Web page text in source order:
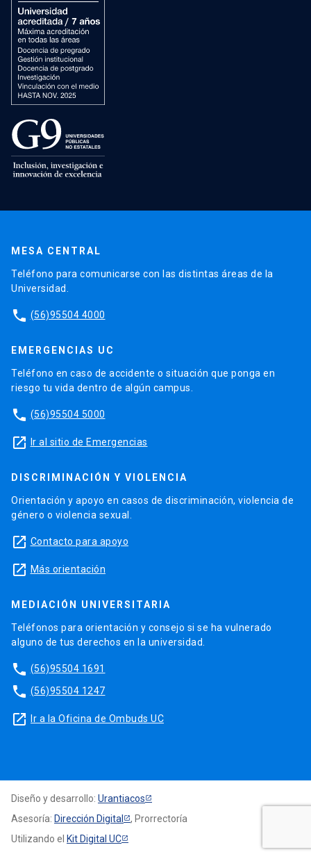
MESA CENTRAL
Teléfono para comunicarse con las distintas áreas de la
Universidad.
phone (56)95504 4000
EMERGENCIAS UC
Teléfono en caso de accidente o situación que ponga en
riesgo tu vida dentro de algún campus.
phone (56)95504 5000
launch Ir al sitio de Emergencias
DISCRIMINACIÓN Y VIOLENCIA
Orientación y apoyo en casos de discriminación, violencia de
género o violencia sexual.
launch Contacto para apoyo
launch Más orientación
MEDIACIÓN UNIVERSITARIA
Teléfonos para orientación y consejo si se ha vulnerado
alguno de tus derechos en la universidad.
phone (56)95504 1691
phone (56)95504 1247
launch Ir a la Oficina de Ombuds UC
Diseño y desarrollo: Urantiacos
Asesoría: Dirección Digital
, Prorrectoría
Utilizando el Kit Digital UC